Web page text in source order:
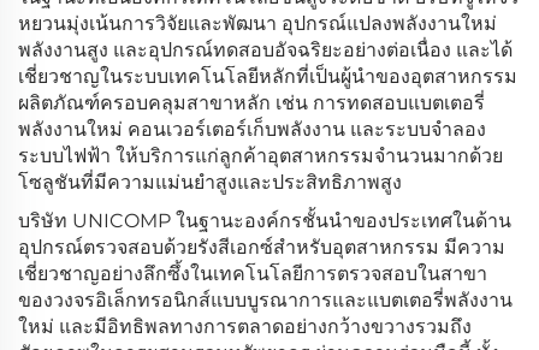
หยวนมุ่งเน้นการวิจัยและพัฒนา อุปกรณ์แปลงพลังงานใหม่
พลังงานสูง และอุปกรณ์ทดสอบอัจฉริยะอย่างต่อเนื่อง และได้
เชี่ยวชาญในระบบเทคโนโลยีหลักที่เป็นผู้นำของอุตสาหกรรม
ผลิตภัณฑ์ครอบคลุมสาขาหลัก เช่น การทดสอบแบตเตอรี่
พลังงานใหม่ คอนเวอร์เตอร์เก็บพลังงาน และระบบจำลอง
ระบบไฟฟ้า ให้บริการแก่ลูกค้าอุตสาหกรรมจำนวนมากด้วย
โซลูชันที่มีความแม่นยำสูงและประสิทธิภาพสูง
บริษัท UNICOMP ในฐานะองค์กรชั้นนำของประเทศในด้าน
อุปกรณ์ตรวจสอบด้วยรังสีเอกซ์สำหรับอุตสาหกรรม มีความ
เชี่ยวชาญอย่างลึกซึ้งในเทคโนโลยีการตรวจสอบในสาขา
ของวงจรอิเล็กทรอนิกส์แบบบูรณาการและแบตเตอรี่พลังงาน
ใหม่ และมีอิทธิพลทางการตลาดอย่างกว้างขวางรวมถึง